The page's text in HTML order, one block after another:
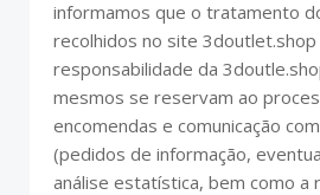
informamos que o tratamento
recolhidos no site 3doutlet.shop
responsabilidade da
mesmos se reservam ao
encomendas e comunicação
(pedidos de informação,
análise estatística, bem como a